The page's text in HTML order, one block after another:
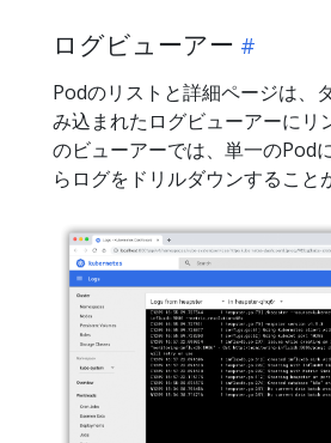
ログビューアー
Podのリストと詳細ページは、
み込まれたログビューアーにリ
のビューアーでは、単一のPod
らログをドリルダウンすること